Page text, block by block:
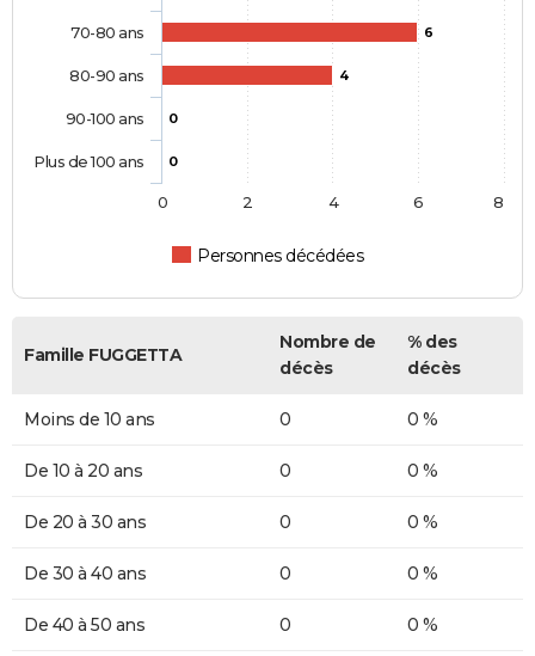
6
4
0
0
Personnes décédées
70-80 ans
80-90 ans
90-100 ans
Plus de 100 ans
0 2 4 6 8
Famille FUGGETTA
Nombre de
décès
% des
décès
Moins de 10 ans 0 0 %
De 10 à 20 ans 0 0 %
De 20 à 30 ans 0 0 %
De 30 à 40 ans 0 0 %
De 40 à 50 ans 0 0 %